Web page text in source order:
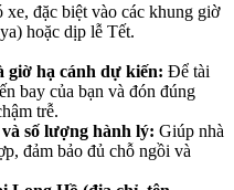
xe, đặc biệt vào các khung giờ
hoặc dịp lễ Tết.
giờ hạ cánh dự kiến: Để tài
bay của bạn và đón đúng
trễ.
số lượng hành lý: Giúp nhà
đảm bảo đủ chỗ ngồi và